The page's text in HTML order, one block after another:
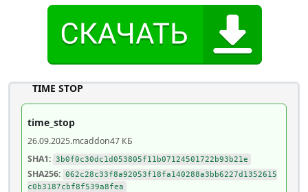
TIME STOP
time_stop
26.09.2025.mcaddon47 КБ
SHA1: 3b0f0c30dc1d053805f11b07124501722b93b21e
SHA256: 062c28c33f8a92053f18fa140288a3bb6227d1352615
c0b3187cbf8f539a8fea